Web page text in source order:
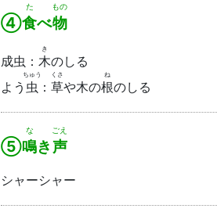
④食
た
べ物
もの
成虫： 木
き
のしる
よう 虫
ちゅう
： 草
くさ
や木の根
ね
のしる
⑤鳴
な
き声
ごえ
シャーシャー